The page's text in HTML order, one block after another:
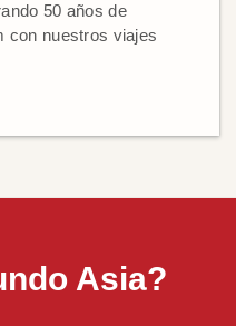
50 años de
con nuestros viajes
Asia?